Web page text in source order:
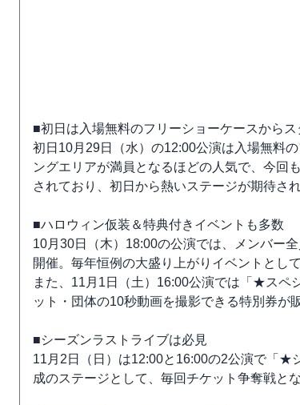
■初日は入場無料のフリーショーケースからス
初日10月29日（水）の12:00公演は入場無料
ングエリアが満員となるほどの人気で、今回
されており、初日から熱いステージが期待され
■ハロウィン仮装＆特典付きイベントも多数
10月30日（木）18:00の公演では、メンバー
開催。毎年恒例の大盛り上がりイベントとし
また、11月1日（土）16:00公演では「★スペ
ット・団体の10秒動画を撮影できる特別券が
■シーズンラストライブは必見
11月2日（日）は12:00と16:00の2公演で「★
成のステージとして、毎回チケット争奪戦と